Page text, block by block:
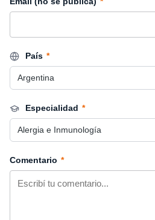
País *
Especialidad *
Comentario *